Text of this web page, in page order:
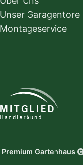
Unser Garagentore
Montageservice
Premium Gartenhaus